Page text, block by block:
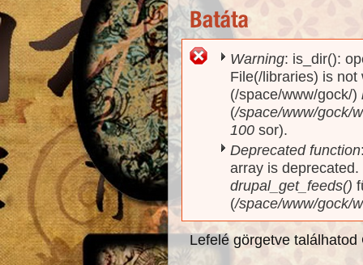
Hibaüzenet
Warning: is_dir():
File(/libraries) is
(/space/www/gock/)
(/space/www/gock/
100 sor).
Deprecated function
array is
drupal_get_feeds()
(/space/www/gock/
Lefelé görgetve